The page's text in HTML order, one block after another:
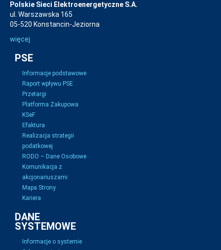
Polskie Sieci Elektroenergetyczne S.A.
ul. Warszawska 165
05-520 Konstancin-Jeziorna
więcej
PSE
Informacje podstawowe
Raport wpływu PSE
Przetargi
Platforma Zakupowa
KSeF
Efaktura
Realizacja strategii
podatkowej
RODO – Dane Osobowe
Komunikacja z
akcjonariuszami
Mapa Strony
Kariera
DANE
SYSTEMOWE
Informacje o systemie